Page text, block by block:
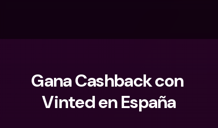
Gana Cashback con
Vinted en España